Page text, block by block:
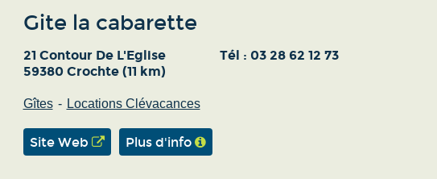
Gite la cabarette
21 Contour De L'Eglise
59380 Crochte (11 km)
Tél : 03 28 62 12 73
Gîtes Locations Clévacances
Site Web Plus d'info